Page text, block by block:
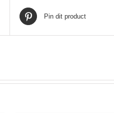
Pin dit product